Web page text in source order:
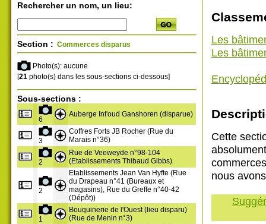
Rechercher un nom, un lieu:
Section : Commerces disparus
Photo(s): aucune
[21 photo(s) dans les sous-sections ci-dessous]
Sous-sections :
6
Auberge Int'oud Ganshoren (disparue)
3
Coffres Forts JB Rocher (Rue du
Marais n°36)
2
Rue de Veeweyde n°98-104
(Etablissements Thibaud Gibbs)
2
Etablissements Jean Van Hyfte (Rue
du Drapeau n°41 (Bureaux et
magasins), Rue du Greffe n°40-42
(Dépôt))
1
Bouquinerie de l'Ouest (lieu disparu)
(Rue de Menin n°3)
Les
Les
Cette
nous